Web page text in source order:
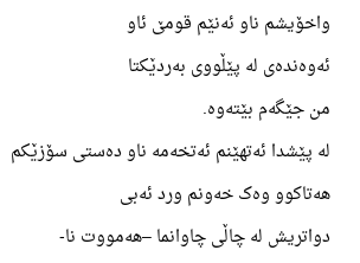
واخۆیشم ناو ئەنێم قومێ ئاو
ئەوەندەی لە پێڵووی بەردێکتا
من جێگەم بێتەوە.
لە پێشدا ئەتهێنم ئەتخەمە ناو دەستی سۆزێکم
هەتاکوو وەک خەونم ورد ئەبی
دواتریش لە چاڵی چاوانما –هەمووت نا-